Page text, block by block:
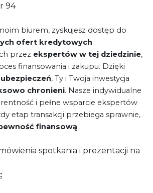
94
biurem, zyskujesz dostęp do
ofert kredytowych
przez ekspertów w tej dziedzinie,
finansowania i zakupu. Dzięki
, Ty i Twoja inwestycja
chronieni. Nasze indywidualne
i pełne wsparcie ekspertów
etap transakcji przebiega sprawnie,
finansową
spotkania i prezentacji na